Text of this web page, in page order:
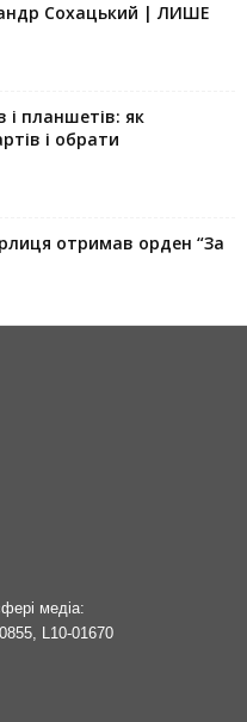
Сохацький | ЛИШЕ
і планшетів: як
і обрати
отримав орден “За
медіа:
L10-01670